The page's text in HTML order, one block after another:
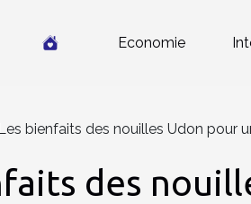
Economie
bienfaits des nouilles Udon pour
des